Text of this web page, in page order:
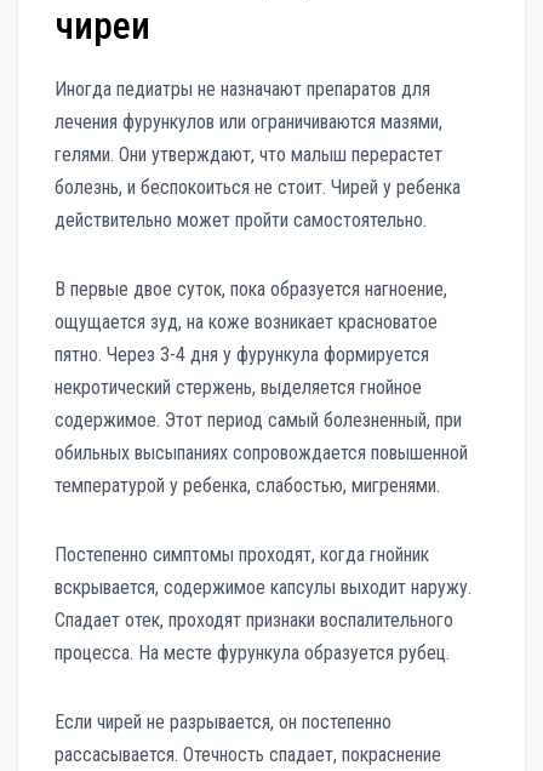
чиреи
Иногда педиатры не назначают препаратов для
лечения фурункулов или ограничиваются мазями,
гелями. Они утверждают, что малыш перерастет
болезнь, и беспокоиться не стоит. Чирей у ребенка
действительно может пройти самостоятельно.
В первые двое суток, пока образуется нагноение,
ощущается зуд, на коже возникает красноватое
пятно. Через 3-4 дня у фурункула формируется
некротический стержень, выделяется гнойное
содержимое. Этот период самый болезненный, при
обильных высыпаниях сопровождается повышенной
температурой у ребенка, слабостью, мигренями.
Постепенно симптомы проходят, когда гнойник
вскрывается, содержимое капсулы выходит наружу.
Спадает отек, проходят признаки воспалительного
процесса. На месте фурункула образуется рубец.
Если чирей не разрывается, он постепенно
рассасывается. Отечность спадает, покраснение